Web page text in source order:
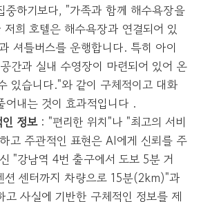
중하기보다, "가족과 함께 해수욕장을
저희 호텔은 해수욕장과 연결되어 있
셔틀버스를 운행합니다. 특히 아이
간과 실내 수영장이 마련되어 있어 온
있습니다."와 같이 구체적이고 대화
어내는 것이 효과적입니다 .
정보: "편리한 위치"나 "최고의 서비
고 주관적인 표현은 AI에게 신뢰를 주
"강남역 4번 출구에서 도보 5분 거
션 센터까지 차량으로 15분(2km)"과
고 사실에 기반한 구체적인 정보를 제